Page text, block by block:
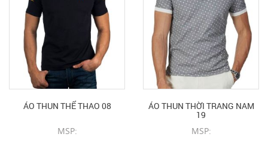
ÁO THUN THỂ THAO 08
MSP:
ÁO THUN THỜI TRANG NAM
19
MSP: